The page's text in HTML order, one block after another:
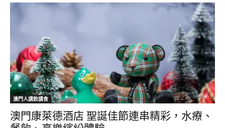
澳門人講飲講食
澳門康萊德酒店 聖誕佳節連串精彩，水療、